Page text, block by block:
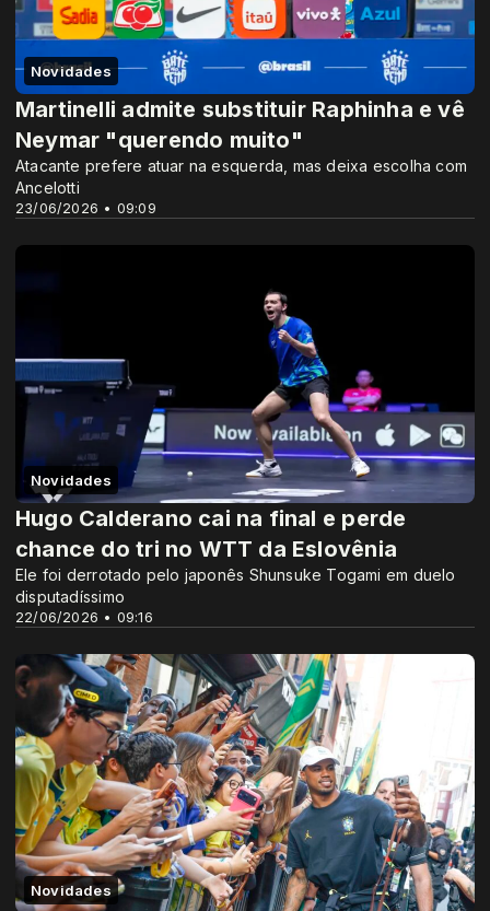
Novidades
23/06/2026 • 09:09
Martinelli admite substituir Raphinha e vê
Neymar "querendo muito"
Atacante prefere atuar na esquerda, mas deixa escolha com
Ancelotti
Novidades
22/06/2026 • 09:16
Hugo Calderano cai na final e perde
chance do tri no WTT da Eslovênia
Ele foi derrotado pelo japonês Shunsuke Togami em duelo
disputadíssimo
Novidades